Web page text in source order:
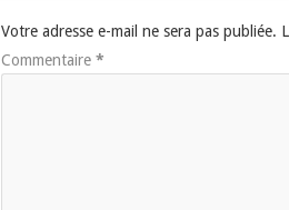
Votre adresse e-mail ne sera pas publiée.
Commentaire *